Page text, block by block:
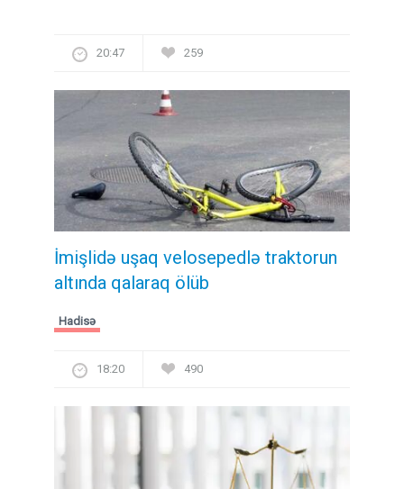
20:47 259
İmişlidə uşaq velosepedlə traktorun
altında qalaraq ölüb
Hadisə
18:20 490